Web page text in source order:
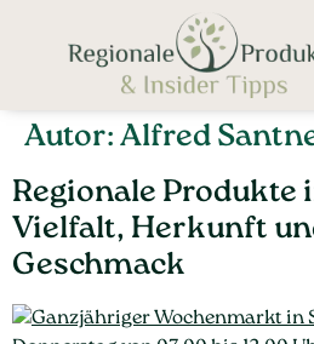
Autor: Alfred
Regionale Produkte
Vielfalt, Herkunft
Geschmack